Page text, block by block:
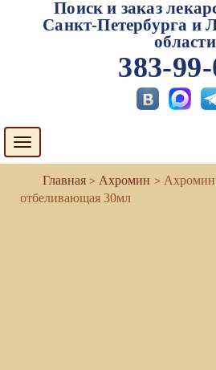
Поиск и заказ
Санкт-Петербурга и
области
383-
Toggle
navigation
Ахромин
Ахромин
отбеливающая 30мл